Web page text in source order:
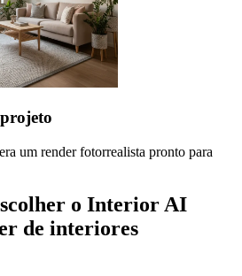
um render fotorrealista pronto para
o Interior AI
de interiores